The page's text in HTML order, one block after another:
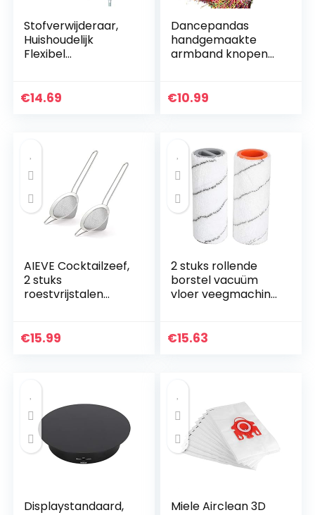
Stofverwijderaar,
Huishoudelijk
Flexibel
lange steel
€14.69
Dancepandas
handgemaakte
armband knopen
vriendschap
€10.99
AIEVE Cocktailzeef,
2 stuks
roestvrijstalen
zeef, fijne zeef,
€15.99
2 stuks rollende
borstel vacuüm
vloer veegmachine
schoonmaak
€15.63
Displaystandaard,
Miele Airclean 3D